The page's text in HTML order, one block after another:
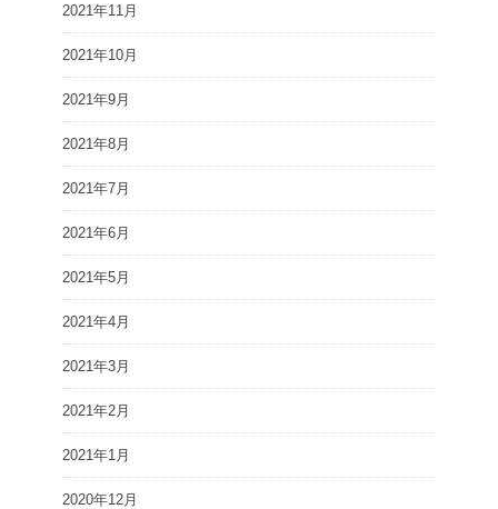
2021年11月
2021年10月
2021年9月
2021年8月
2021年7月
2021年6月
2021年5月
2021年4月
2021年3月
2021年2月
2021年1月
2020年12月